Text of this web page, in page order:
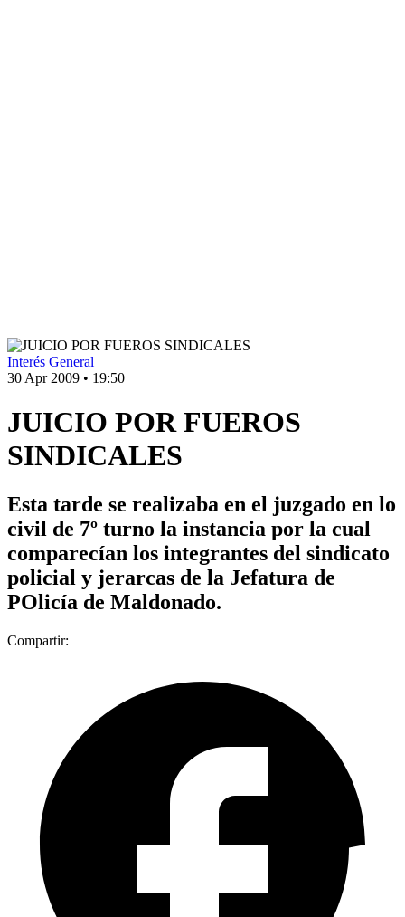
Interés General
30 Apr 2009 • 19:50
JUICIO POR FUEROS
SINDICALES
Esta tarde se realizaba en el juzgado en lo
civil de 7º turno la instancia por la cual
comparecían los integrantes del sindicato
policial y jerarcas de la Jefatura de
POlicía de Maldonado.
Compartir: